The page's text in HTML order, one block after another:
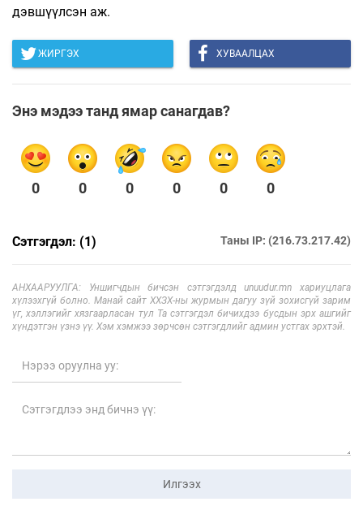
дэвшүүлсэн аж.
ЖИРГЭХ ХУВААЛЦАХ
Энэ мэдээ танд ямар санагдав?
0 0 0 0 0 0
Сэтгэгдэл: (1) Таны IP: (216.73.217.42)
АНХААРУУЛГА: Уншигчдын бичсэн сэтгэгдэлд unuudur.mn хариуцлага
хүлээхгүй болно. Манай сайт ХХЗХ-ны журмын дагуу зүй зохисгүй зарим
үг, хэллэгийг хязгаарласан тул Та сэтгэгдэл бичихдээ бусдын эрх ашгийг
хүндэтгэн үзнэ үү. Хэм хэмжээ зөрчсөн сэтгэгдлийг админ устгах эрхтэй.
Илгээх